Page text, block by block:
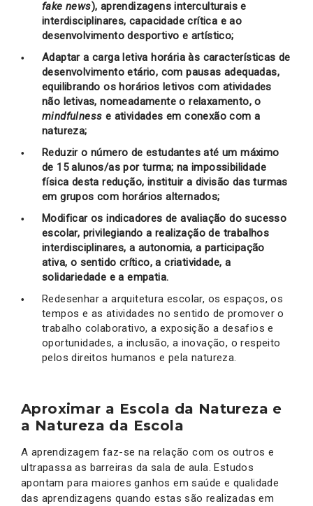
fake news), aprendizagens interculturais e
interdisciplinares, capacidade crítica e ao
desenvolvimento desportivo e artístico;
Adaptar a carga letiva horária às características de
desenvolvimento etário, com pausas adequadas,
equilibrando os horários letivos com atividades
não letivas, nomeadamente o relaxamento, o
mindfulness e atividades em conexão com a
natureza;
Reduzir o número de estudantes até um máximo
de 15 alunos/as por turma; na impossibilidade
física desta redução, instituir a divisão das turmas
em grupos com horários alternados;
Modificar os indicadores de avaliação do sucesso
escolar, privilegiando a realização de trabalhos
interdisciplinares, a autonomia, a participação
ativa, o sentido crítico, a criatividade, a
solidariedade e a empatia.
Redesenhar a arquitetura escolar, os espaços, os
tempos e as atividades no sentido de promover o
trabalho colaborativo, a exposição a desafios e
oportunidades, a inclusão, a inovação, o respeito
pelos direitos humanos e pela natureza.
Aproximar a Escola da Natureza e
a Natureza da Escola
A aprendizagem faz-se na relação com os outros e
ultrapassa as barreiras da sala de aula. Estudos
apontam para maiores ganhos em saúde e qualidade
das aprendizagens quando estas são realizadas em